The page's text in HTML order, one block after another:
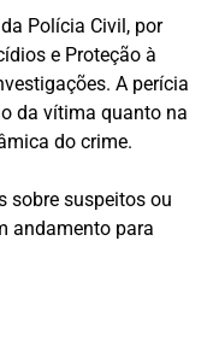
Polícia Civil, por
e Proteção à
A perícia
da vítima quanto na
do crime.
sobre suspeitos ou
andamento para